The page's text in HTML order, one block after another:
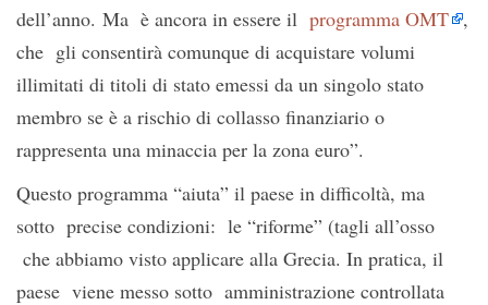
dell’anno. Ma è ancora in essere il programma OMT ,
che gli consentirà comunque di acquistare volumi
illimitati di titoli di stato emessi da un singolo stato
membro se è a rischio di collasso finanziario o
rappresenta una minaccia per la zona euro”.
Questo programma “aiuta” il paese in difficoltà, ma
sotto precise condizioni: le “riforme” (tagli all’osso
che abbiamo visto applicare alla Grecia. In pratica, il
paese viene messo sotto amministrazione controllata